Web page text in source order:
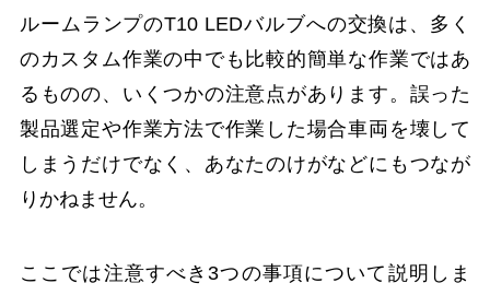
ルームランプのT10 LEDバルブへの交換は、多く
のカスタム作業の中でも比較的簡単な作業ではあ
るものの、いくつかの注意点があります。誤った
製品選定や作業方法で作業した場合車両を壊して
しまうだけでなく、あなたのけがなどにもつなが
りかねません。
ここでは注意すべき3つの事項について説明しま